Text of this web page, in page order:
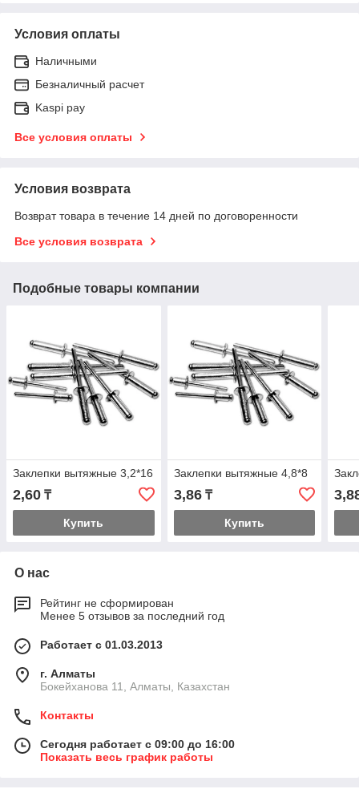
Условия оплаты
Наличными
Безналичный расчет
Kaspi pay
Все условия оплаты
Условия возврата
Возврат товара в течение 14 дней по договоренности
Все условия возврата
Подобные товары компании
Заклепки вытяжные 3,2*16
2,60 ₸
Купить
Заклепки вытяжные 4,8*8
3,86₸
Купить
О нас
Рейтинг не сформирован
Менее 5 отзывов за последний год
Работает с 01.03.2013
г. Алматы
Бокейханова 11, Алматы, Казахстан
Контакты
Сегодня работает с 09:00 до 16:00
Показать весь график работы